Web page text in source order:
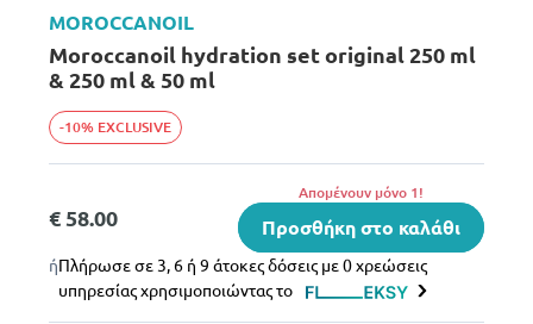
MOROCCANOIL
Moroccanoil hydration set original 250 ml
& 250 ml & 50 ml
-10% EXCLUSIVE
€ 58.00
Aπομένουν μόνο 1!
Προσθήκη στο καλάθι
ήΠλήρωσε σε 3, 6 ή 9 άτοκες δόσεις με 0 χρεώσεις
υπηρεσίας χρησιμοποιώντας το